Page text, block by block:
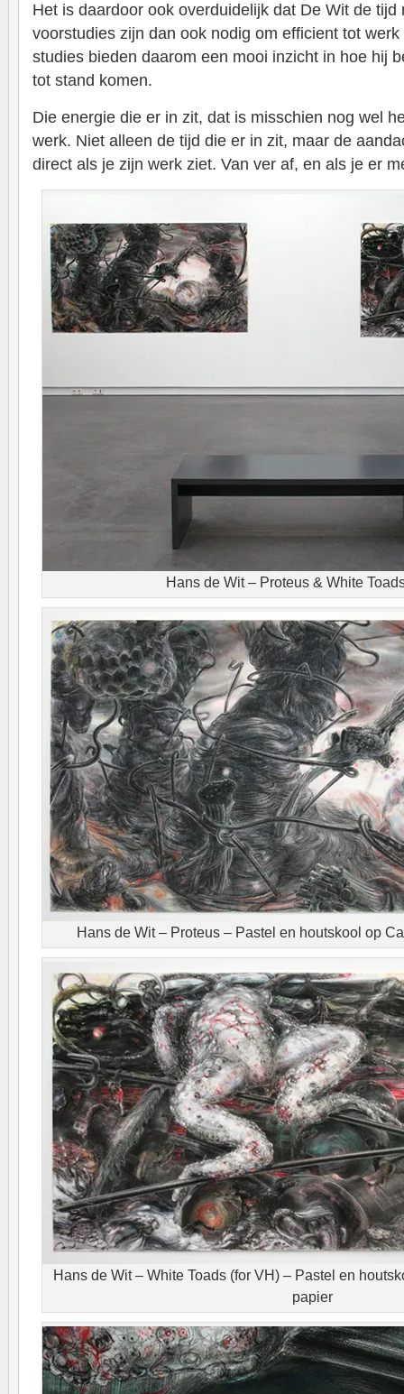
Het is daardoor ook overduidelijk dat De Wit de
voorstudies zijn dan ook nodig om efficient tot
studies bieden daarom een mooi inzicht in hoe hij
tot stand komen.
Die energie die er in zit, dat is misschien nog wel
werk. Niet alleen de tijd die er in zit, maar de
direct als je zijn werk ziet. Van ver af, en als je er
Hans de Wit – Proteus & White
Hans de Wit – Proteus – Pastel en houtskool op
Hans de Wit – White Toads (for VH) – Pastel en
papier